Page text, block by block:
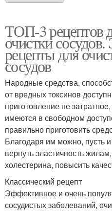
ТОП-3 рецептов
очистки
рецепты для
сосудов
Народные средства,
от вредных токсинов
приготовление не
имеются в свободном
правильно приготовить
Благодаря им можно, пусть
вернуть эластичность
холестерина, повысить
Классический рецепт
Эффективное и очень
сосудистых заболеваний,